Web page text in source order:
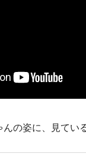
の姿に、見てい